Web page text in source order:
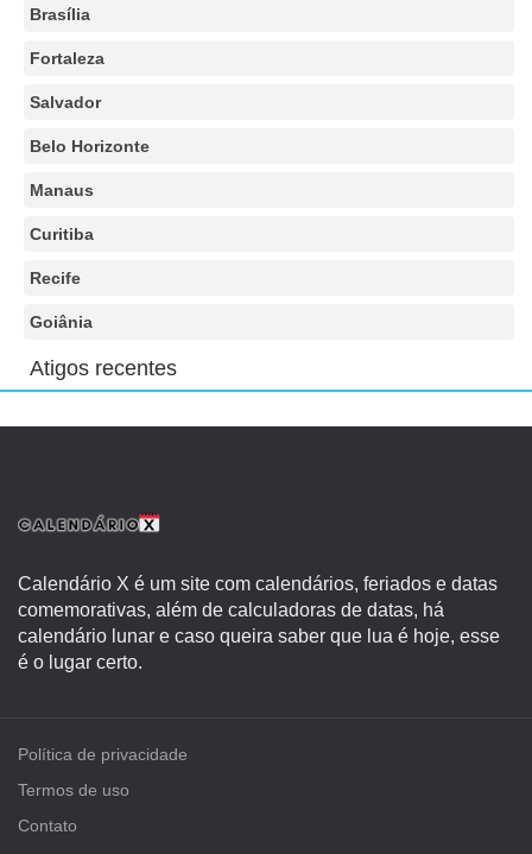
Brasília
Fortaleza
Salvador
Belo Horizonte
Manaus
Curitiba
Recife
Goiânia
Atigos recentes
Calendário X é um site com calendários, feriados e datas
comemorativas, além de calculadoras de datas, há
calendário lunar e caso queira saber que lua é hoje, esse
é o lugar certo.
Política de privacidade
Termos de uso
Contato